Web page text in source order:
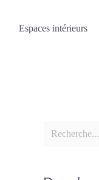
Espaces intérieurs